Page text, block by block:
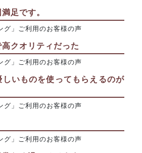
足です。
グ」ご利用のお客様の声
クオリティだった
グ」ご利用のお客様の声
しいものを使ってもらえるのが
グ」ご利用のお客様の声
グ」ご利用のお客様の声